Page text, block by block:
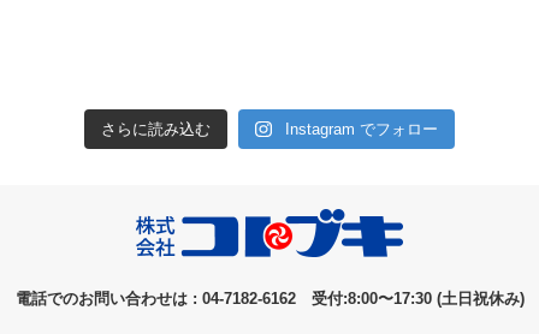
さらに読み込む Instagram でフォロー
電話でのお問い合わせは : 04-7182-6162 受付:8:00〜17:30 (土日祝休み)